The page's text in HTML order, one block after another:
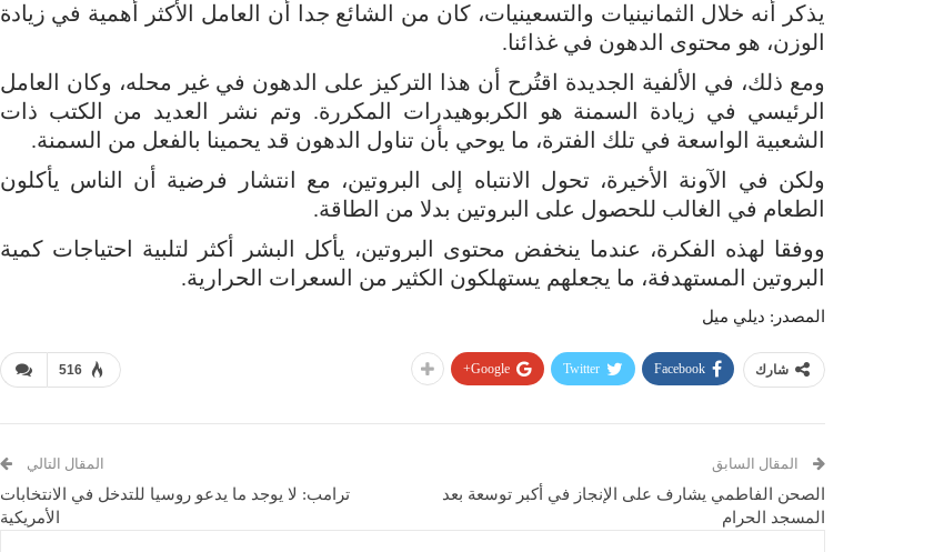
يذكر أنه خلال الثمانينيات والتسعينيات، كان من الشائع جدا أن العامل الأكثر أهمية في زيادة
الوزن، هو محتوى الدهون في غذائنا.
ومع ذلك، في الألفية الجديدة اقتُرح أن هذا التركيز على الدهون في غير محله، وكان العامل
الرئيسي في زيادة السمنة هو الكربوهيدرات المكررة. وتم نشر العديد من الكتب ذات
الشعبية الواسعة في تلك الفترة، ما يوحي بأن تناول الدهون قد يحمينا بالفعل من السمنة.
ولكن في الآونة الأخيرة، تحول الانتباه إلى البروتين، مع انتشار فرضية أن الناس يأكلون
الطعام في الغالب للحصول على البروتين بدلا من الطاقة.
ووفقا لهذه الفكرة، عندما ينخفض محتوى البروتين، يأكل البشر أكثر لتلبية احتياجات كمية
البروتين المستهدفة، ما يجعلهم يستهلكون الكثير من السعرات الحرارية.
المصدر: ديلي ميل
516 شارك Facebook
Twitter
Google+
المقال السابق
الصحن الفاطمي يشارف على الإنجاز في أكبر توسعة بعد
المسجد الحرام
المقال التالي
ترامب: لا يوجد ما يدعو روسيا للتدخل في الانتخابات
الأمريكية